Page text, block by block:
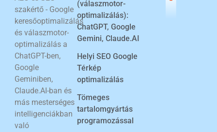
szakértő - Google
keresőoptimalizálás
és válaszmotor-
optimalizálás a
ChatGPT-ben,
Google
Geminiben,
Claude.AI-ban és
más mesterséges
intelligenciákban
való
(válaszmotor-
optimalizálás):
ChatGPT, Google
Gemini, Claude.AI
Helyi SEO Google
Térkép
optimalizálás
Tömeges
tartalomgyártás
programozással